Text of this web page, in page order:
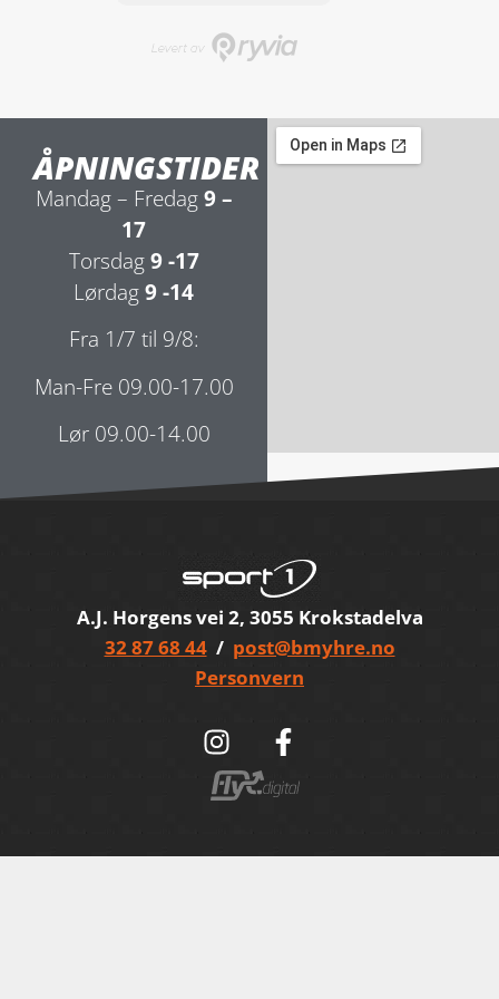
ÅPNINGSTIDER
Mandag – Fredag9 –
17
Torsdag9 -17
Lørdag9 -14
Fra 1/7 til 9/8:
Man-Fre 09.00-17.00
Lør 09.00-14.00
A.J. Horgens vei 2, 3055 Krokstadelva
32 87 68 44/ post@bmyhre.no
Personvern